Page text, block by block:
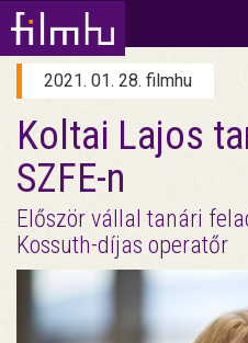
2021. 01. 28. filmhu
Koltai Lajos
SZFE-n
Először vállal tanári
Kossuth-díjas operatőr